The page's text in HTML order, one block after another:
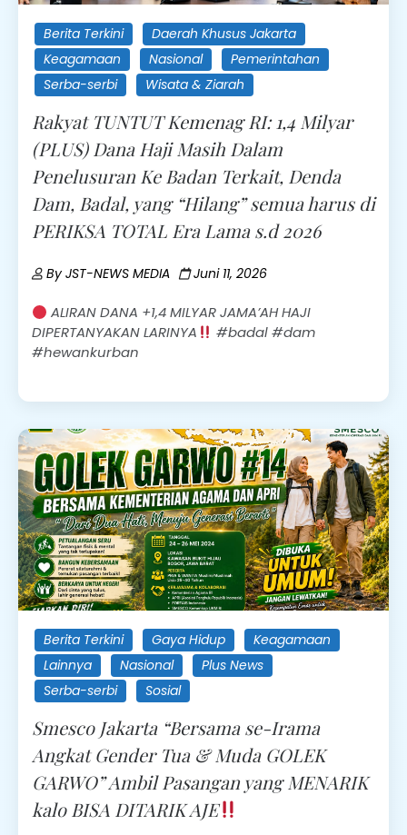
Berita Terkini
Daerah Khusus Jakarta
Keagamaan
Nasional
Pemerintahan
Serba-serbi
Wisata & Ziarah
Rakyat TUNTUT Kemenag RI: 1,4 Milyar
(PLUS) Dana Haji Masih Dalam
Penelusuran Ke Badan Terkait, Denda
Dam, Badal, yang “Hilang” semua harus di
PERIKSA TOTAL Era Lama s.d 2026
ByJST-NEWS MEDIA Juni 11, 2026
ALIRAN DANA +1,4 MILYAR JAMA’AH HAJI
DIPERTANYAKAN LARINYA
#badal #dam
#hewankurban
Berita Terkini Gaya Hidup
Keagamaan
Lainnya
Nasional
Plus News
Serba-serbi
Sosial
Smesco Jakarta “Bersama se-Irama
Angkat Gender Tua & Muda GOLEK
GARWO” Ambil Pasangan yang MENARIK
kalo BISA DITARIK AJE